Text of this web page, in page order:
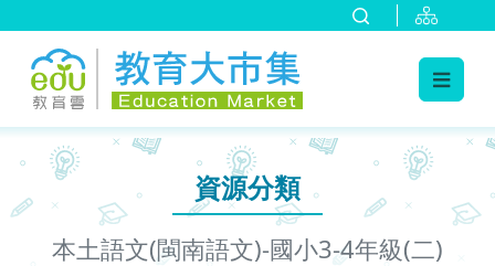
資源分類
本土語文(閩南語文)-國小3-4年級(二)